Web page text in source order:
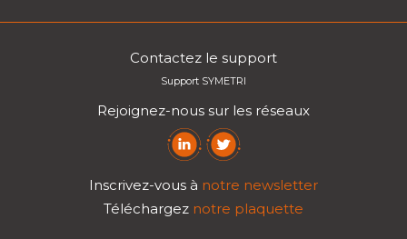
Contactez le support
Support SYMETRI
Rejoignez-nous sur les réseaux
Inscrivez-vous à notre newsletter
Téléchargez notre plaquette